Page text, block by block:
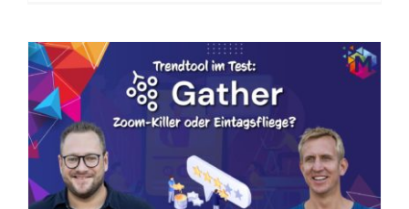
Gather.Town Tutorial: Ist
dieses Tool besser als
Zoom, Teams &
GoToMeeting?